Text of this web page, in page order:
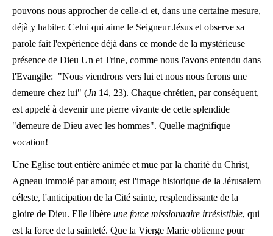
pouvons nous approcher de celle-ci et, dans une certaine mesure,
déjà y habiter. Celui qui aime le Seigneur Jésus et observe sa
parole fait l'expérience déjà dans ce monde de la mystérieuse
présence de Dieu Un et Trine, comme nous l'avons entendu dans
l'Evangile: "Nous viendrons vers lui et nous nous ferons une
demeure chez lui" (Jn 14, 23). Chaque chrétien, par conséquent,
est appelé à devenir une pierre vivante de cette splendide
"demeure de Dieu avec les hommes". Quelle magnifique
vocation!
Une Eglise tout entière animée et mue par la charité du Christ,
Agneau immolé par amour, est l'image historique de la Jérusalem
céleste, l'anticipation de la Cité sainte, resplendissante de la
gloire de Dieu. Elle libère une force missionnaire irrésistible, qui
est la force de la sainteté. Que la Vierge Marie obtienne pour